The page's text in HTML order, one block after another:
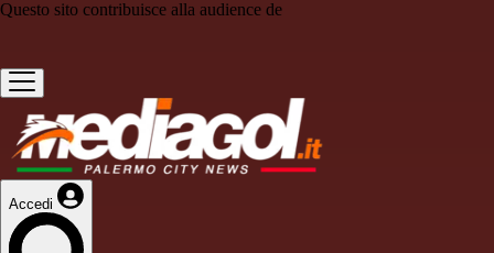
Questo sito contribuisce alla audience de
Accedi